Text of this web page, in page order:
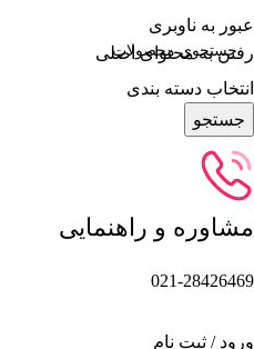
عبور به ناوبری
رفتن به محتوای اصلی
انتخاب دسته بندی
جستجو
مشاوره و راهنمایی
021-28426469
ورود / ثبت نام